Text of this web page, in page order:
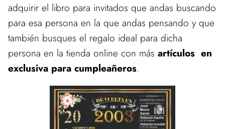
adquirir el libro para invitados que andas buscando
para esa persona en la que andas pensando y que
también busques el regalo ideal para dicha
persona en la tienda online con más artículos en
exclusiva para cumpleañeros.